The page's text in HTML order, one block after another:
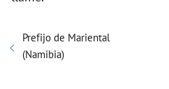
Prefijo de Mariental
(Namibia)